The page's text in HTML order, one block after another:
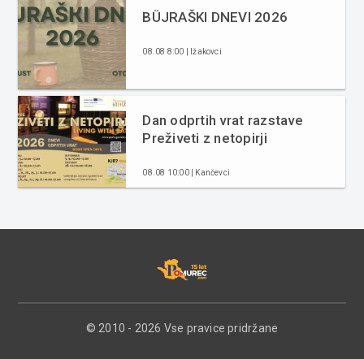
BÜJRAŠKI DNEVI 2026
08.08 8:00 | Ižakovci
Dan odprtih vrat razstave
Preživeti z netopirji
08.08 10:00 | Kančevci
© 2010 - 2026 Vse pravice pridržane